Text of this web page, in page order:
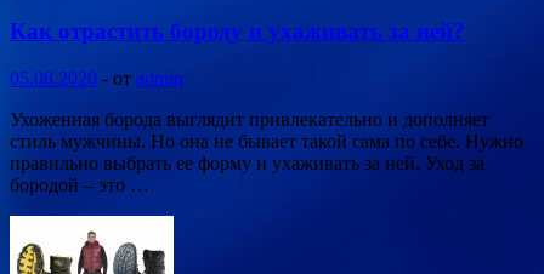
Как отрастить бороду и ухаживать за ней?
05.08.2020 - от admin
Ухоженная борода выглядит привлекательно и дополняет
стиль мужчины. Но она не бывает такой сама по себе. Нужно
правильно выбрать ее форму и ухаживать за ней. Уход за
бородой – это …